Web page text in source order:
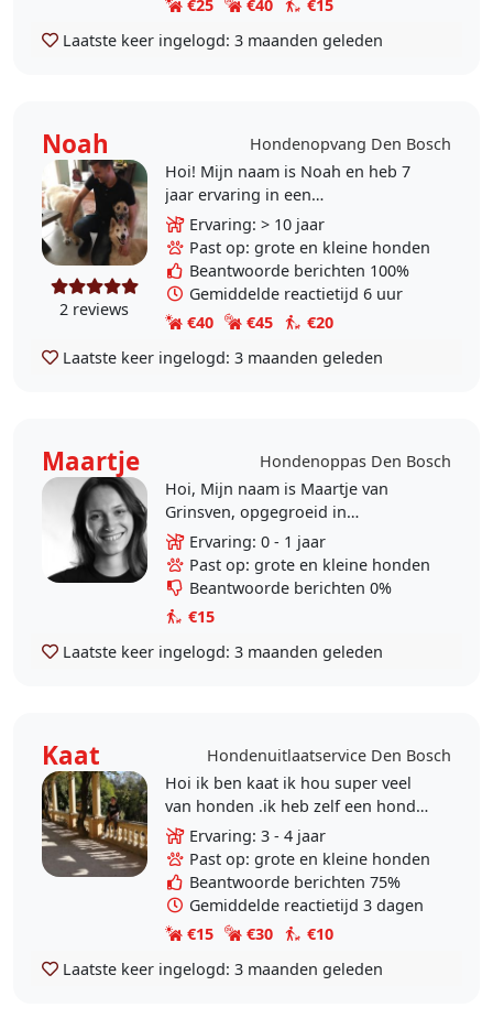
€25
€40
€15
Laatste keer ingelogd: 3 maanden geleden
Noah Hondenopvang Den Bosch
2 reviews
Hoi! Mijn naam is Noah en heb 7
jaar ervaring in een
hondenpension. Daarnaast ben ik
afge­s‍tudeerd als paraveterinair en
heb ook werkervaring in..
Ervaring: > 10 jaar
Past op: grote en kleine honden
Beantwoorde berichten 100%
Gemiddelde reactietijd 6 uur
€40
€45
€20
Laatste keer ingelogd: 3 maanden geleden
Maartje
Hondenoppas Den Bosch
Hoi, Mijn naam is Maartje van
Grinsven, opgegroeid in
Oosterbeek met een prachtige
omgeving waar we vroeger altijd
gingen wandelen met onze hond.
Nu..
Ervaring: 0 - 1 jaar
Past op: grote en kleine honden
Beantwoorde berichten 0%
€15
Laatste keer ingelogd: 3 maanden geleden
Kaat
Hondenuitlaatservice Den Bosch
Hoi ik ben kaat ik hou super veel
van honden .ik heb zelf een hond
gehad dus ik heb wel ervaring mee
.ook met puppy heb ik veel
ervaring mee
Ervaring: 3 - 4 jaar
Past op: grote en kleine honden
Beantwoorde berichten 75%
Gemiddelde reactietijd 3 dagen
€15
€30
€10
Laatste keer ingelogd: 3 maanden geleden